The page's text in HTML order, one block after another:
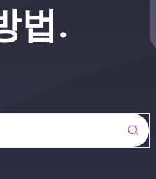
법.